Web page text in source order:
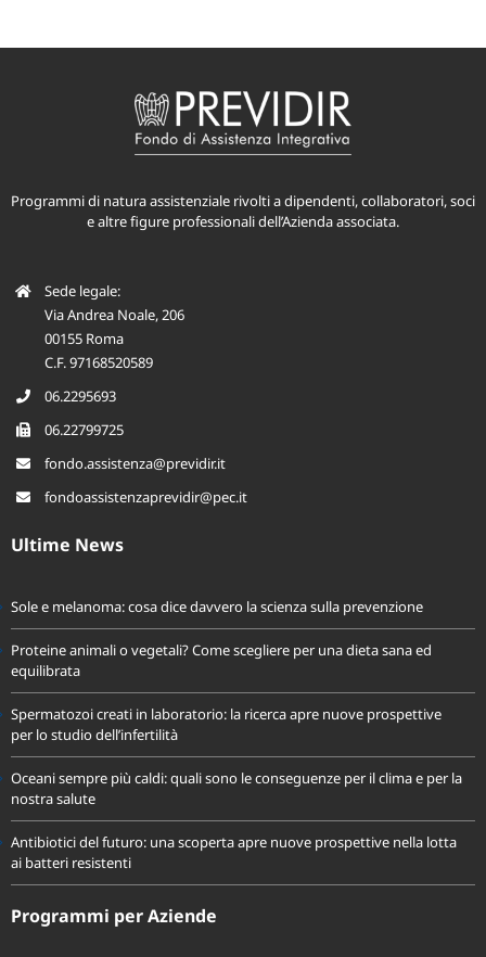
Programmi di natura assistenziale rivolti a dipendenti, collaboratori, soci
e altre figure professionali dell’Azienda associata.
Sede legale:
Via Andrea Noale, 206
00155 Roma
C.F. 97168520589
06.2295693
06.22799725
fondo.assistenza@previdir.it
fondoassistenzaprevidir@pec.it
Ultime News
Sole e melanoma: cosa dice davvero la scienza sulla prevenzione
Proteine animali o vegetali? Come scegliere per una dieta sana ed
equilibrata
Spermatozoi creati in laboratorio: la ricerca apre nuove prospettive
per lo studio dell’infertilità
Oceani sempre più caldi: quali sono le conseguenze per il clima e per la
nostra salute
Antibiotici del futuro: una scoperta apre nuove prospettive nella lotta
ai batteri resistenti
Programmi per Aziende